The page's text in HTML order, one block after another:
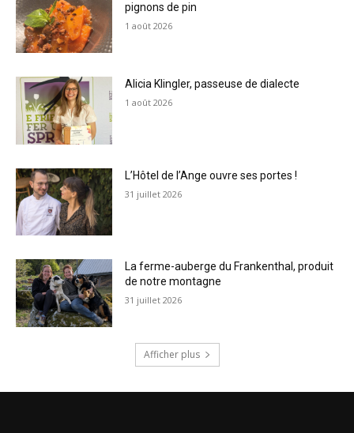
pignons de pin
1 août 2026
Alicia Klingler, passeuse de dialecte
1 août 2026
L’Hôtel de l’Ange ouvre ses portes !
31 juillet 2026
La ferme-auberge du Frankenthal, produit
de notre montagne
31 juillet 2026
Afficher plus